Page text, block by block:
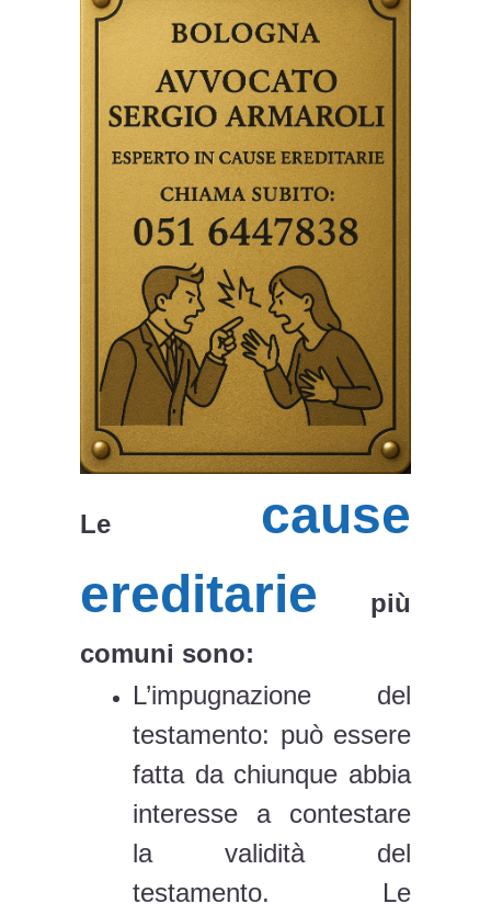
Le cause
ereditarie più
comuni sono:
L’impugnazione del
testamento: può essere
fatta da chiunque abbia
interesse a contestare
la validità del
testamento. Le